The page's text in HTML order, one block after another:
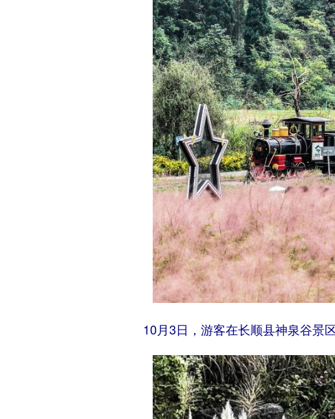
10月3日，游客在长顺县神泉谷景区